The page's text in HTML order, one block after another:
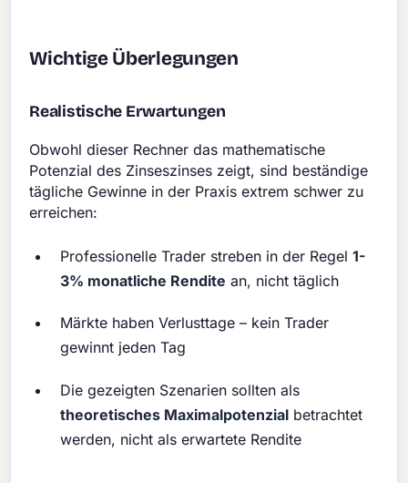
Wichtige Überlegungen
Realistische Erwartungen
Obwohl dieser Rechner das mathematische
Potenzial des Zinseszinses zeigt, sind beständige
tägliche Gewinne in der Praxis extrem schwer zu
erreichen:
Professionelle Trader streben in der Regel1-
3% monatliche Rendite an, nicht täglich
Märkte haben Verlusttage – kein Trader
gewinnt jeden Tag
Die gezeigten Szenarien sollten als
theoretisches Maximalpotenzial betrachtet
werden, nicht als erwartete Rendite